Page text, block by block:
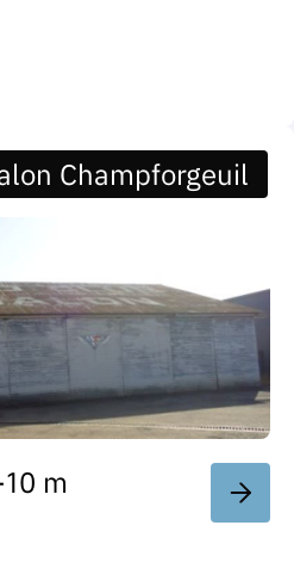
Champforgeuil
m